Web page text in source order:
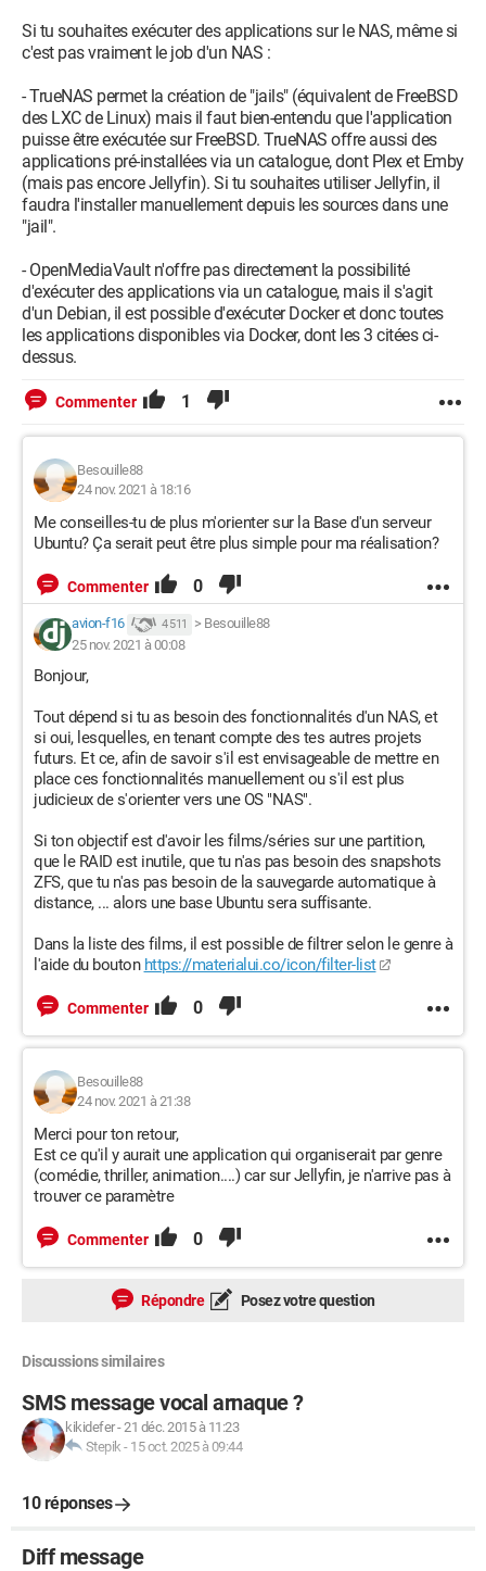
Si tu souhaites exécuter des applications sur le NAS, même si
c'est pas vraiment le job d'un NAS :
- TrueNAS permet la création de "jails" (équivalent de FreeBSD
des LXC de Linux) mais il faut bien-entendu que l'application
puisse être exécutée sur FreeBSD. TrueNAS offre aussi des
applications pré-installées via un catalogue, dont Plex et Emby
(mais pas encore Jellyfin). Si tu souhaites utiliser Jellyfin, il
faudra l'installer manuellement depuis les sources dans une
"jail".
- OpenMediaVault n'offre pas directement la possibilité
d'exécuter des applications via un catalogue, mais il s'agit
d'un Debian, il est possible d'exécuter Docker et donc toutes
les applications disponibles via Docker, dont les 3 citées ci-
dessus.
Commenter 1
Besouille88
24 nov. 2021 à 18:16
Me conseilles-tu de plus m'orienter sur la Base d'un serveur
Ubuntu? Ça serait peut être plus simple pour ma réalisation?
Commenter 0
avion-f16 4 511 > Besouille88
25 nov. 2021 à 00:08
Bonjour,
Tout dépend si tu as besoin des fonctionnalités d'un NAS, et
si oui, lesquelles, en tenant compte des tes autres projets
futurs. Et ce, afin de savoir s'il est envisageable de mettre en
place ces fonctionnalités manuellement ou s'il est plus
judicieux de s'orienter vers une OS "NAS".
Si ton objectif est d'avoir les films/séries sur une partition,
que le RAID est inutile, que tu n'as pas besoin des snapshots
ZFS, que tu n'as pas besoin de la sauvegarde automatique à
distance, ... alors une base Ubuntu sera suffisante.
Dans la liste des films, il est possible de filtrer selon le genre à
l'aide du bouton https://materialui.co/icon/filter-list
Commenter 0
Besouille88
24 nov. 2021 à 21:38
Merci pour ton retour,
Est ce qu'il y aurait une application qui organiserait par genre
(comédie, thriller, animation....) car sur Jellyfin, je n'arrive pas à
trouver ce paramètre
Commenter 0
Répondre Posez votre question
Discussions similaires
SMS message vocal arnaque ?
kikidefer-21 déc. 2015 à 11:23
Stepik - 15 oct. 2025 à 09:44
10 réponses
Diff message